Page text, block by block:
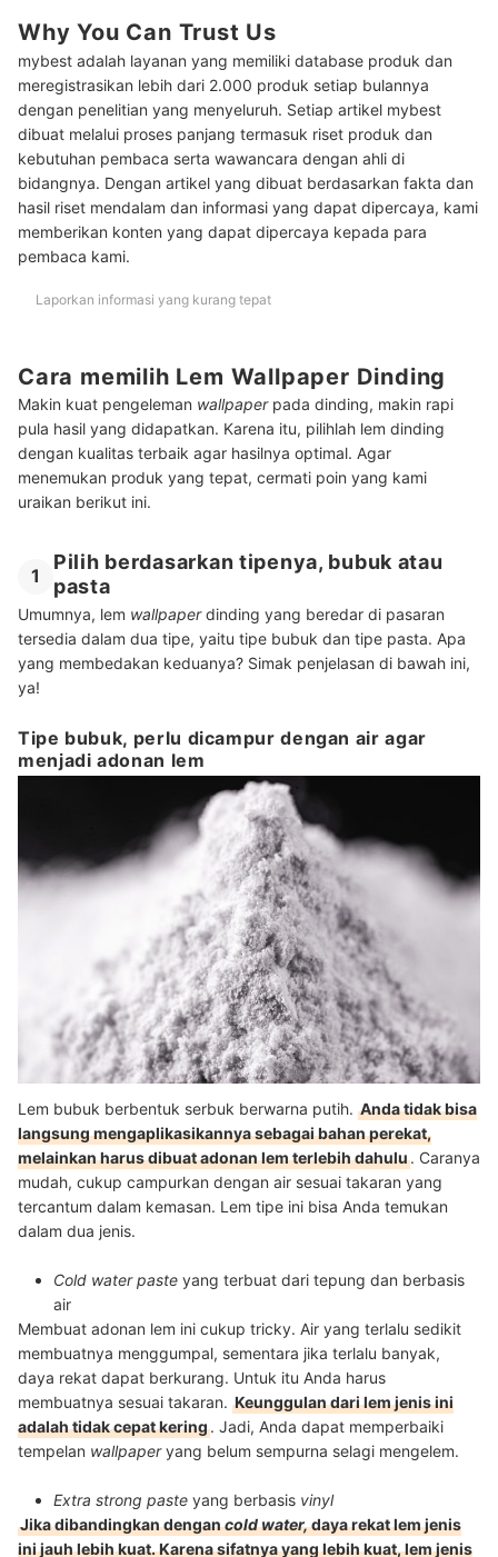
Tips menempel wallpaper pada dinding
Baca juga rekomendasi produk wallpaper dinding di sini
Why You Can Trust Us
mybest adalah layanan yang memiliki database produk dan
meregistrasikan lebih dari 2.000 produk setiap bulannya
dengan penelitian yang menyeluruh. Setiap artikel mybest
dibuat melalui proses panjang termasuk riset produk dan
kebutuhan pembaca serta wawancara dengan ahli di
bidangnya. Dengan artikel yang dibuat berdasarkan fakta dan
hasil riset mendalam dan informasi yang dapat dipercaya, kami
memberikan konten yang dapat dipercaya kepada para
pembaca kami.
Laporkan informasi yang kurang tepat
Cara memilih Lem Wallpaper Dinding
Makin kuat pengeleman wallpaper pada dinding, makin rapi
pula hasil yang didapatkan. Karena itu, pilihlah lem dinding
dengan kualitas terbaik agar hasilnya optimal. Agar
menemukan produk yang tepat, cermati poin yang kami
uraikan berikut ini.
1
Pilih berdasarkan tipenya, bubuk atau
pasta
Umumnya, lem wallpaperdinding yang beredar di pasaran
tersedia dalam dua tipe, yaitu tipe bubuk dan tipe pasta. Apa
yang membedakan keduanya? Simak penjelasan di bawah ini,
ya!
Tipe bubuk, perlu dicampur dengan air agar
menjadi adonan lem
Lem bubuk berbentuk serbuk berwarna putih. Anda tidak bisa
langsung mengaplikasikannya sebagai bahan perekat,
melainkan harus dibuat adonan lem terlebih dahulu. Caranya
mudah, cukup campurkan dengan air sesuai takaran yang
tercantum dalam kemasan. Lem tipe ini bisa Anda temukan
dalam dua jenis.
Cold water paste yang terbuat dari tepung dan berbasis
air
Membuat adonan lem ini cukup tricky. Air yang terlalu sedikit
membuatnya menggumpal, sementara jika terlalu banyak,
daya rekat dapat berkurang. Untuk itu Anda harus
membuatnya sesuai takaran. Keunggulan dari lem jenis ini
adalah tidak cepat kering. Jadi, Anda dapat memperbaiki
tempelan wallpaperyang belum sempurna selagi mengelem.
Extra strong paste yang berbasis vinyl
Jika dibandingkan dengancold water,daya rekat lem jenis
ini jauh lebih kuat. Karena sifatnya yang lebih kuat, lem jenis